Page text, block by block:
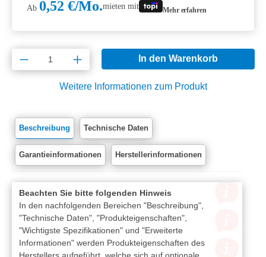
Ab 0,52 €/Mo.mieten mit Mehr erfahren
Produkt Anzahl: Gib den gewünschten
In den Warenkorb
Weitere Informationen zum Produkt
Beschreibung Technische Daten
Garantieinformationen Herstellerinformationen
Beachten Sie bitte folgenden Hinweis
In den nachfolgenden Bereichen "Beschreibung",
"Technische Daten", "Produkteigenschaften",
"Wichtigste Spezifikationen" und "Erweiterte
Informationen" werden Produkteigenschaften des